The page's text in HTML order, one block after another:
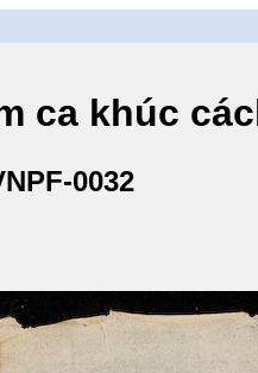
ca khúc
0032